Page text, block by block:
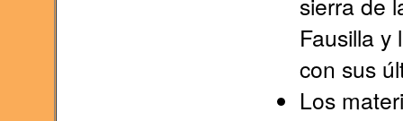
Fausilla y
con sus
Los